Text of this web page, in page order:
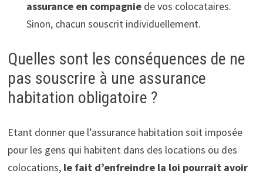
assurance en compagniede vos colocataires.
Sinon, chacun souscrit individuellement.
Quelles sont les conséquences de ne
pas souscrire à une assurance
habitation obligatoire ?
Etant donner que l’assurance habitation soit imposée
pour les gens qui habitent dans des locations ou des
colocations, le fait d’enfreindre la loi pourrait avoir